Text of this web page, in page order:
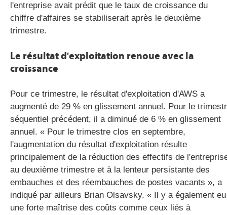
l'entreprise avait prédit que le taux de croissance du
chiffre d'affaires se stabiliserait après le deuxième
trimestre.
Le résultat d'exploitation renoue avec la
croissance
Pour ce trimestre, le résultat d'exploitation d'AWS a
augmenté de 29 % en glissement annuel. Pour le
séquentiel précédent, il a diminué de 6 % en glissement
annuel. « Pour le trimestre clos en septembre,
l'augmentation du résultat d'exploitation résulte
principalement de la réduction des effectifs de
au deuxième trimestre et à la lenteur persistante des
embauches et des réembauches de postes vacants », a
indiqué par ailleurs Brian Olsavsky. « Il y a également eu
une forte maîtrise des coûts comme ceux liés à